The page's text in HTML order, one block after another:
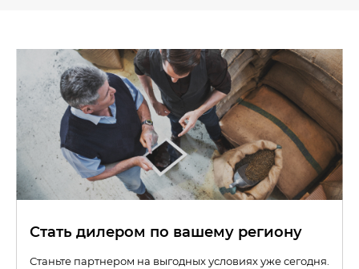
Стать дилером по вашему региону
Станьте партнером на выгодных условиях уже сегодня.